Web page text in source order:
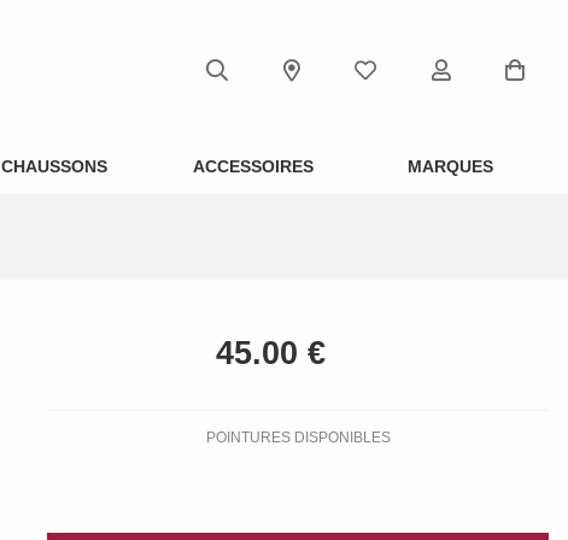
CHAUSSONS ACCESSOIRES MARQUES
POINTURES DISPONIBLES